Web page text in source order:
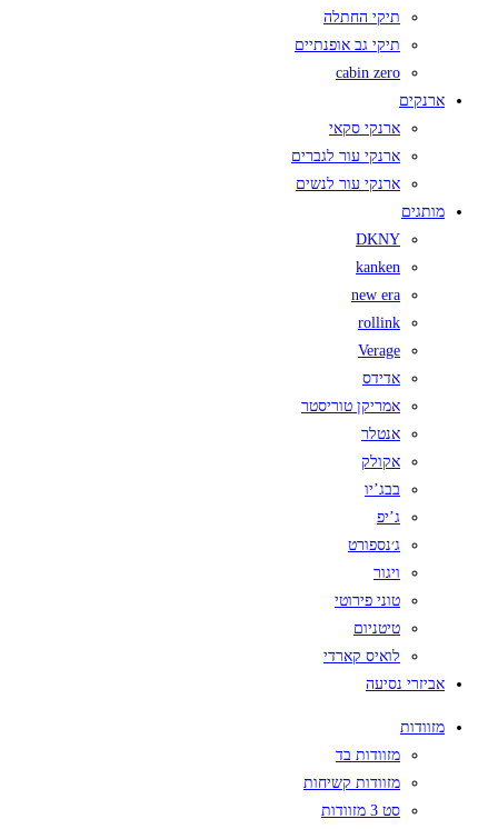
תיקי החתלה
תיקי גב אופנתיים
cabin zero
ארנקים
ארנקי סקאי
ארנקי עור לגברים
ארנקי עור לנשים
מותגים
DKNY
kanken
new era
rollink
Verage
אדידס
אמריקן טוריסטר
אנטלר
אקולק
בבג’יו
ג’יפ
ג׳נספורט
ויגור
טוני פירוטי
טיטניום
לואיס קארדי
אביזרי נסיעה
מזוודות
מזוודות בד
מזוודות קשיחות
סט 3 מזוודות